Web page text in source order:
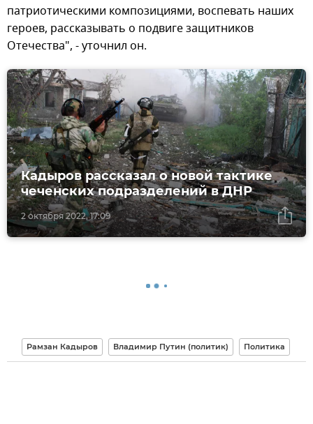
патриотическими композициями, воспевать наших
героев, рассказывать о подвиге защитников
Отечества", - уточнил он.
2 октября 2022, 17:09
Кадыров рассказал о новой тактике
чеченских подразделений в ДНР
Рамзан Кадыров Владимир Путин (политик) Политика